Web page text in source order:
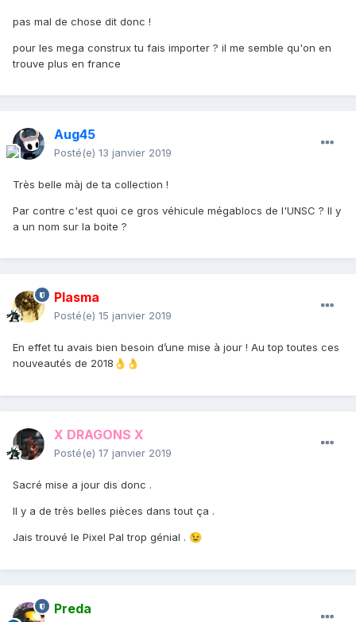
pas mal de chose dit donc !
pour les mega construx tu fais importer ? il me semble qu'on en
trouve plus en france
Aug45
Posté(e) 13 janvier 2019
Très belle màj de ta collection !
Par contre c'est quoi ce gros véhicule mégablocs de l'UNSC ? Il y
a un nom sur la boite ?
Plasma
Posté(e) 15 janvier 2019
En effet tu avais bien besoin d’une mise à jour ! Au top toutes ces
nouveautés de 2018 👌 👌
X DRAGONS X
Posté(e) 17 janvier 2019
Sacré mise a jour dis donc .
Il y a de très belles pièces dans tout ça .
Jais trouvé le Pixel Pal trop génial . 😉
Preda